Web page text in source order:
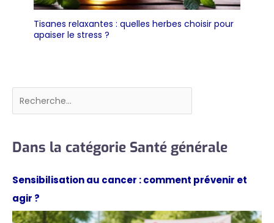
Tisanes relaxantes : quelles herbes choisir pour
apaiser le stress ?
Rechercher
Dans la catégorie Santé générale
Sensibilisation au cancer : comment prévenir et
agir ?